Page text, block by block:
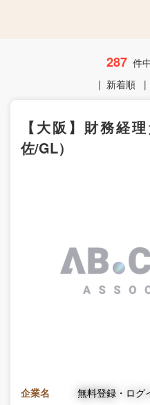
287 件
| 新着順 |
【大阪】財務経
佐/GL）
企業名
無料登録・ログ